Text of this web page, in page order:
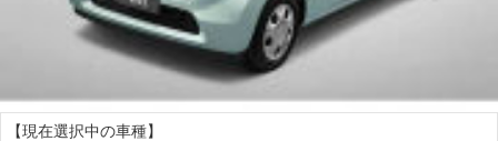
【現在選択中の車種】